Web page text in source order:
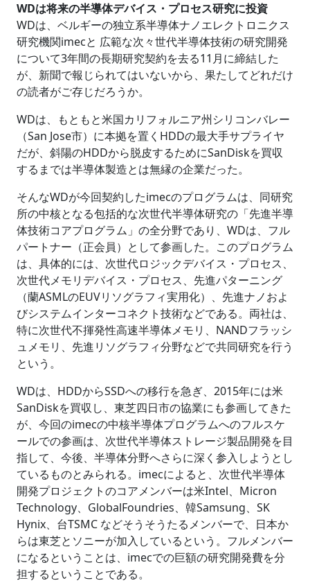
WDは将来の半導体デバイス・プロセス研究に投資
WDは、ベルギーの独立系半導体ナノエレクトロニクス
研究機関imecと 広範な次々世代半導体技術の研究開発
について3年間の長期研究契約を去る11月に締結した
が、新聞で報じられてはいないから、果たしてどれだけ
の読者がご存じだろうか。
WDは、もともと米国カリフォルニア州シリコンバレー
（San Jose市）に本拠を置くHDDの最大手サプライヤ
だが、斜陽のHDDから脱皮するためにSanDiskを買収
するまでは半導体製造とは無縁の企業だった。
そんなWDが今回契約したimecのプログラムは、同研究
所の中核となる包括的な次世代半導体研究の「先進半導
体技術コアプログラム」の全分野であり、WDは、フル
パートナー（正会員）として参画した。このプログラム
は、具体的には、次世代ロジックデバイス・プロセス、
次世代メモリデバイス・プロセス、先進パターニング
（蘭ASMLのEUVリソグラフィ実用化）、先進ナノおよ
びシステムインターコネクト技術などである。両社は、
特に次世代不揮発性高速半導体メモリ、NANDフラッシ
ュメモリ、先進リソグラフィ分野などで共同研究を行う
という。
WDは、HDDからSSDへの移行を急ぎ、2015年には米
SanDiskを買収し、東芝四日市の協業にも参画してきた
が、今回のimecの中核半導体プログラムへのフルスケ
ールでの参画は、次世代半導体ストレージ製品開発を目
指して、今後、半導体分野へさらに深く参入しようとし
ているものとみられる。imecによると、次世代半導体
開発プロジェクトのコアメンバーは米Intel、Micron
Technology、GlobalFoundries、韓Samsung、SK
Hynix、台TSMC などそうそうたるメンバーで、日本か
らは東芝とソニーが加入しているという。フルメンバー
になるということは、imecでの巨額の研究開発費を分
担するということである。